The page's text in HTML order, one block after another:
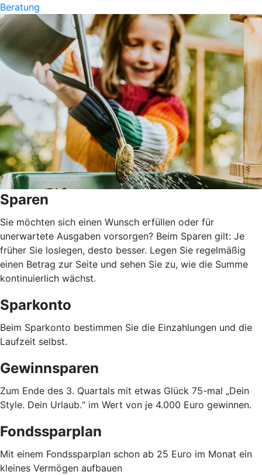
Beratung
Sparen
Sie möchten sich einen Wunsch erfüllen oder für
unerwartete Ausgaben vorsorgen? Beim Sparen gilt: Je
früher Sie loslegen, desto besser. Legen Sie regelmäßig
einen Betrag zur Seite und sehen Sie zu, wie die Summe
kontinuierlich wächst.
Sparkonto
Beim Sparkonto bestimmen Sie die Einzahlungen und die
Laufzeit selbst.
Gewinnsparen
Zum Ende des 3. Quartals mit etwas Glück 75-mal „Dein
Style. Dein Urlaub.“ im Wert von je 4.000 Euro gewinnen.
Fondssparplan
Mit einem Fondssparplan schon ab 25 Euro im Monat ein
kleines Vermögen aufbauen